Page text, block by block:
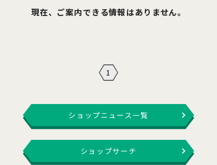
現在、ご案内できる情報はありません。
1
ショップニュース一覧
ショップサーチ